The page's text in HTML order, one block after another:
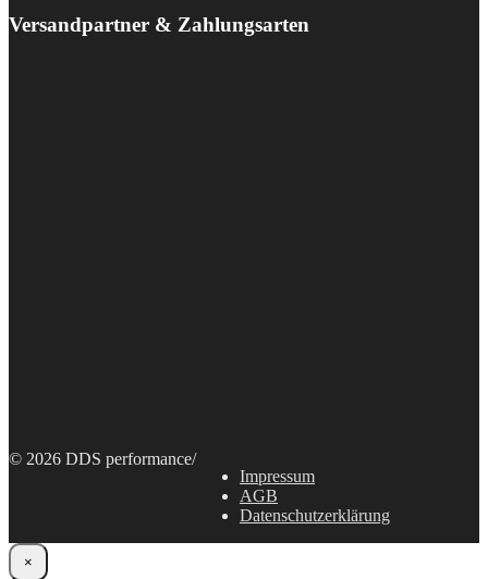
Versandpartner & Zahlungsarten
© 2026 DDS performance/
Impressum
AGB
Datenschutzerklärung
×